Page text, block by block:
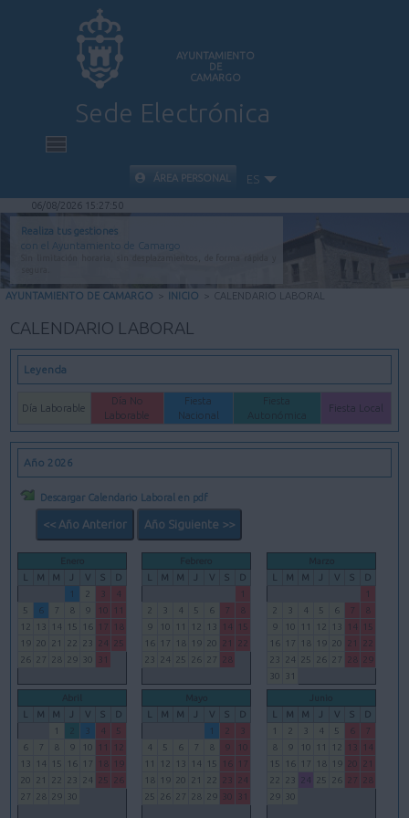
AYUNTAMIENTO
DE
CAMARGO
Sede Electrónica
INICIO
INFORMACIÓN PÚBLICA
CARPETA CIUDADANA
ÁREA PERSONAL ES
06/08/2026 15:27:50
Realiza tus gestiones
con el Ayuntamiento de Camargo
AYUNTAMIENTO DE CAMARGO > INICIO > CALENDARIO LABORAL
CALENDARIO LABORAL
Leyenda
Día Laborable
Día No
Laborable
Fiesta
Nacional
Fiesta Local
Año 2026
Descargar Calendario Laboral en pdf
<< Año Anterior Año Siguiente >>
M M V S
D
1
2 3
4
5
6 7 8 9 10
11
12
13 14 15 16 17
18
19
20 21 22 23 24
25
26
27 28 29 30 31
M M V S
D
1
2
3 4 5 6 7
8
9
10 11 12 13 14
15
16
17 18 19 20 21
22
23
24 25 26 27 28
M M V S
D
1
2
3 4 5 6 7
8
9
10 11 12 13 14
15
16
17 18 19 20 21
22
23
24 25 26 27 28
29
30
31
M M V S
D
1
3 4
5
6
7 8 9 10 11
12
13
14 15 16 17 18
19
20
21 22 23 24 25
26
27
28 29 30
M M V S
D
1
2
3
4
5 6 7 8 9
10
11
12 13 14 15 16
17
18
19 20 21 22 23
24
25
26 27 28 29 30 31
M M V S
D
1
2 3 4 5 6
7
8
9 10 11 12 13
14
15
16 17 18 19 20
21
22
23 24 25 26 27
28
29
30